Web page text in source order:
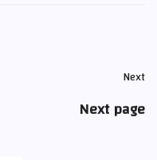
Next
Next page